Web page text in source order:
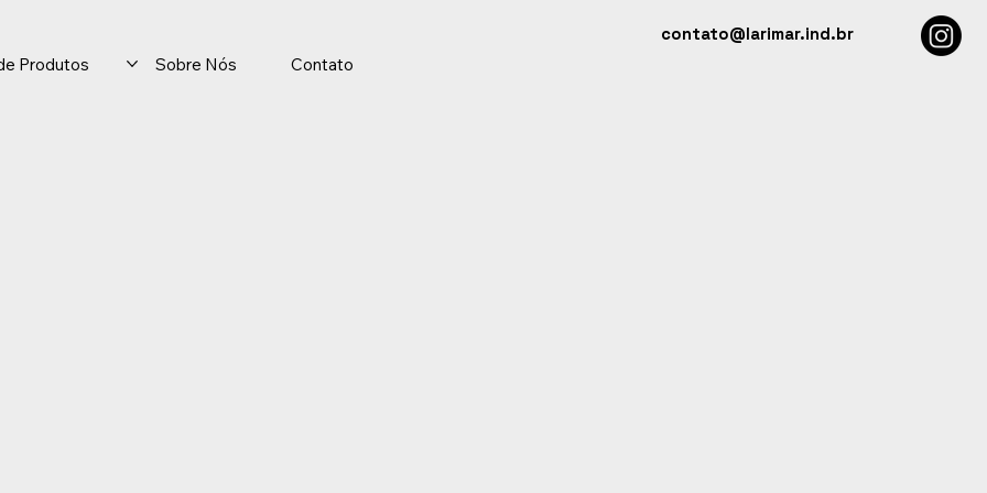
Produtos Sobre Nós Contato
contato@larimar.ind.br